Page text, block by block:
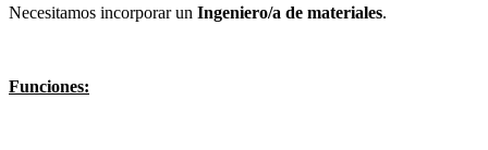
Necesitamos incorporar un Ingeniero/a de materiales.
Funciones: